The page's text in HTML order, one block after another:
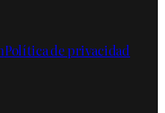
Política de privacidad